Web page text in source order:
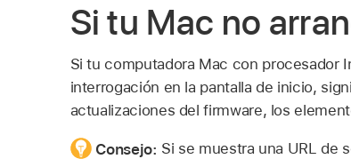
Si tu Mac no
Si tu computadora Mac con procesador
interrogación en la pantalla de inicio,
actualizaciones del firmware, los
Consejo: Si se muestra una URL de